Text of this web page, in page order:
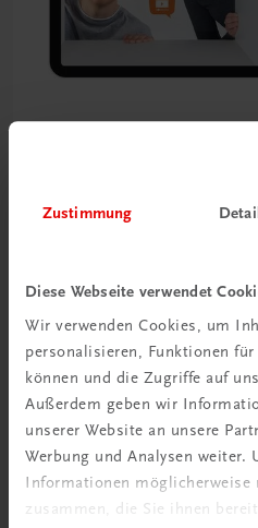
Zustimmung
Diese Webseite verwendet
Wir verwenden Cookies, um
personalisieren, Funktionen
können und die Zugriffe auf
Außerdem geben wir
unserer Website an unsere
Werbung und Analysen weiter.
Informationen möglicherweise
zusammen, die Sie ihnen